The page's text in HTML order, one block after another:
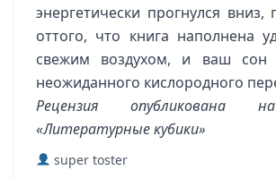
энергетически прогнулся вниз,
оттого, что книга наполнена
свежим воздухом, и ваш сон
неожиданного кислородного
Рецензия опубликована
«Литературные кубики»
super toster